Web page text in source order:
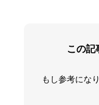
この記
もし参考にな